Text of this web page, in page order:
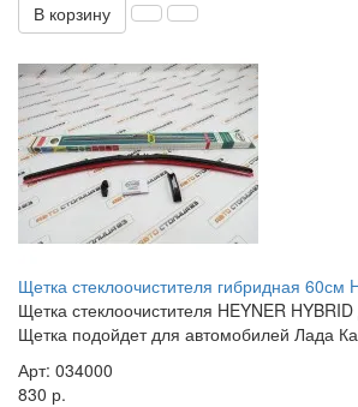
В корзину
Щетка стеклоочистителя гибридная 60см
Щетка стеклоочистителя HEYNER
Щетка подойдет для автомобилей Лада
Арт: 034000
830 р.